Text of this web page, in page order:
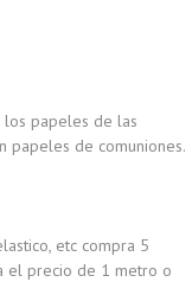
los papeles de las
papeles de comuniones.
etc compra 5
el precio de 1 metro o